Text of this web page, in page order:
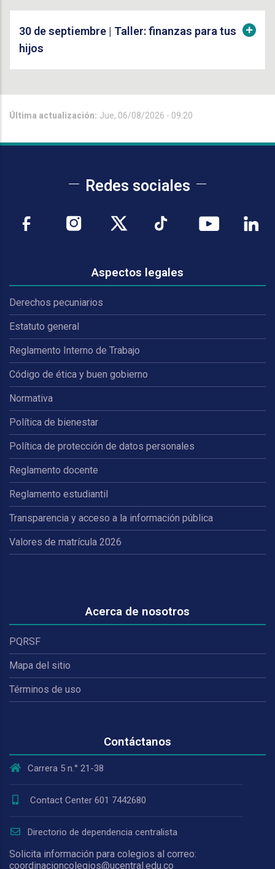
30 de septiembre | Taller: finanzas para tus
hijos
Última actualización: Jue, 06/08/2026 - 09:20
Redes sociales
Aspectos legales
Derechos pecuniarios
Estatuto general
Reglamento Interno de Trabajo
Código de ética y buen gobierno
Normativa
Política de bienestar
Política de protección de datos personales
Reglamento docente
Reglamento estudiantil
Transparencia y acceso a la información pública
Valores de matrícula 2026
Acerca de nosotros
PQRSF
Mapa del sitio
Términos de uso
Contáctanos
Carrera 5 n.° 21-38
Contact Center 601 7442680
Directorio de dependencia centralista
Solicita información para colegios al correo:
coordinacioncolegios@ucentral.edu.co